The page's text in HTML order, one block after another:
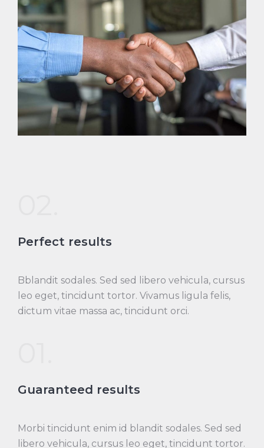
Perfect results
Bblandit sodales. Sed sed libero vehicula, cursus
leo eget, tincidunt tortor. Vivamus ligula felis,
dictum vitae massa ac, tincidunt orci.
Guaranteed results
Morbi tincidunt enim id blandit sodales. Sed sed
libero vehicula, cursus leo eget, tincidunt tortor.